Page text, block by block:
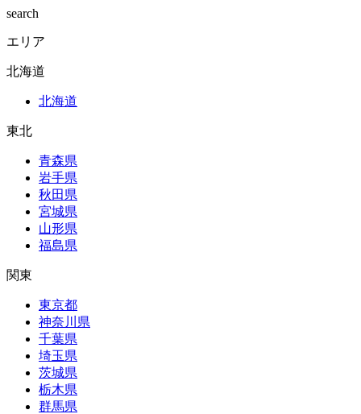
search
エリア
北海道
北海道
東北
青森県
岩手県
秋田県
宮城県
山形県
福島県
関東
東京都
神奈川県
千葉県
埼玉県
茨城県
栃木県
群馬県